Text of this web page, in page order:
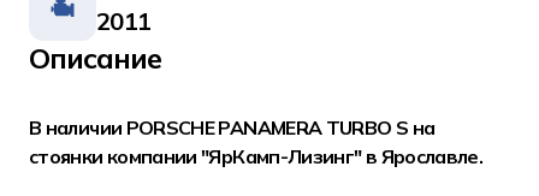
2011
Описание
В наличии PORSCHE PANAMERA TURBO S на
стоянки компании "ЯрКамп-Лизинг" в Ярославле.